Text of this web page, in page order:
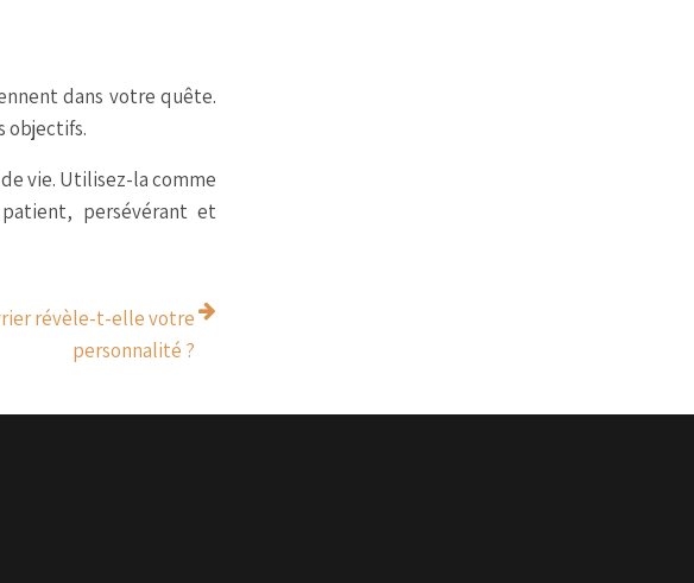
dans votre quête.
objectifs.
vie. Utilisez-la comme
persévérant et
révèle-t-elle votre
personnalité ?